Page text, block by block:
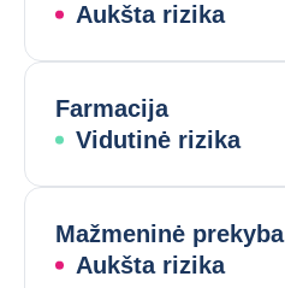
Aukšta rizika
Farmacija
Vidutinė rizika
Mažmeninė prekyba
Aukšta rizika